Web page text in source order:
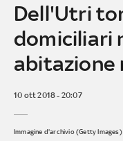
Dell'Utri
domiciliari
abitazione
10 ott 2018 - 20:07
Immagine d'archivio (Getty Images)